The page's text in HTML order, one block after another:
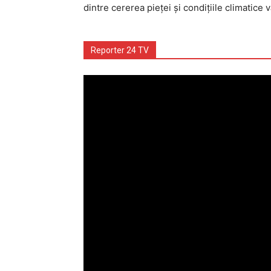
dintre cererea pieței și condițiile climatice
Reporter 24 TV